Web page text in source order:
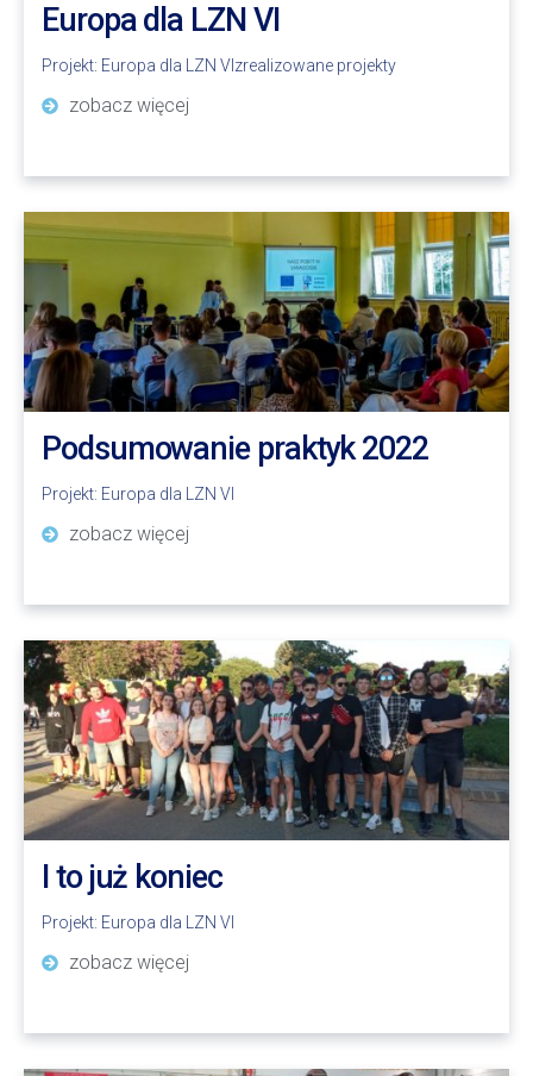
Europa dla LZN VI
Projekt: Europa dla LZN VI zrealizowane projekty
zobacz więcej
Podsumowanie praktyk 2022
Projekt: Europa dla LZN VI
zobacz więcej
I to już koniec
Projekt: Europa dla LZN VI
zobacz więcej